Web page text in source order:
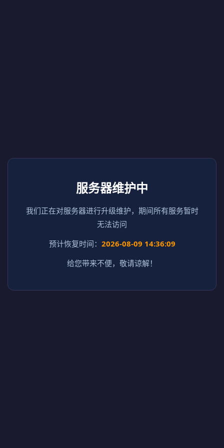
服务器维护中
我们正在对服务器进行升级维护，期间所有服务暂时
无法访问
预计恢复时间： 2026-08-09 14:36:09
给您带来不便，敬请谅解！